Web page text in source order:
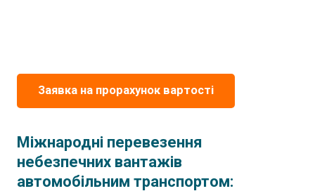
Заявка на прорахунок вартості
Міжнародні перевезення
небезпечних вантажів
автомобільним транспортом: